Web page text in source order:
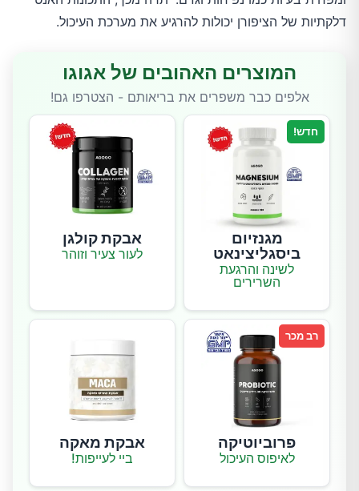
דלקתיות של הציפורן יכולות להרגיע את מערכת העיכול.
המוצרים האהובים של אגוגו
אלפים כבר משפרים את בריאותם - הצטרפו גם!
חדש!
מגנזיום
ביסגליצינאט
לשינה והרגעת
השרירים
אבקת קולגן
לעור צעיר וזוהר
רב מכר
פרוביוטיקה
לאיפוס העיכול
אבקת מאקה
ביי לעייפות!